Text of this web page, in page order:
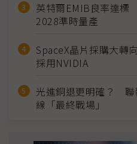
英特爾EMIB良率達標
2028準時量產
SpaceX晶片採購大
採用NVIDIA
光進銅退更明確？ 聯
線「最終戰場」